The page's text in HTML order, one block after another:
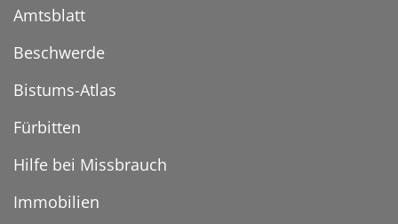
Amtsblatt
Beschwerde
Bistums-Atlas
Fürbitten
Hilfe bei Missbrauch
Immobilien